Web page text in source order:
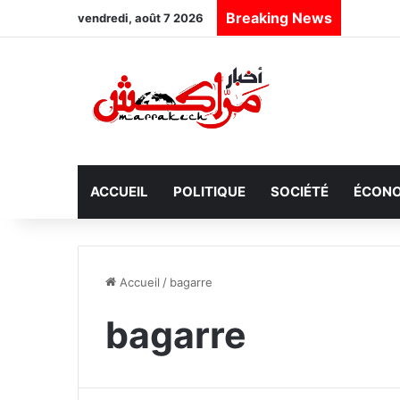
vendredi, août 7 2026 Breaking News
ACCUEIL POLITIQUE SOCIÉTÉ
Accueil / bagarre
bagarre